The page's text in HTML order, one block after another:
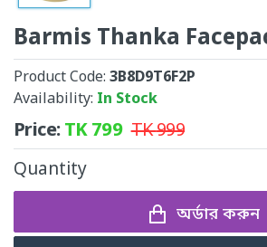
Barmis Thanka
Product Code: 3B8D9T6F2P
Availability: In Stock
Price:TK799 TK999
Quantity
অর্ডার করুন